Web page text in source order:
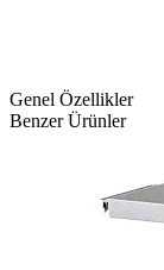
Genel Özellikler
Benzer Ürünler